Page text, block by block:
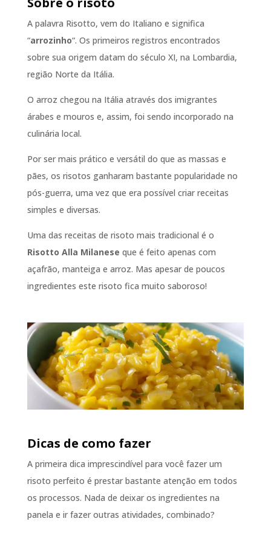
A palavra Risotto, vem do Italiano e significa
“arrozinho“. Os primeiros registros encontrados
sobre sua origem datam do século XI, na Lombardia,
região Norte da Itália.
O arroz chegou na Itália através dos imigrantes
árabes e mouros e, assim, foi sendo incorporado na
culinária local.
Por ser mais prático e versátil do que as massas e
pães, os risotos ganharam bastante popularidade no
pós-guerra, uma vez que era possível criar receitas
simples e diversas.
Uma das receitas de risoto mais tradicional é o
Risotto Alla Milanese que é feito apenas com
açafrão, manteiga e arroz. Mas apesar de poucos
ingredientes este risoto fica muito saboroso!
Dicas de como fazer
A primeira dica imprescindível para você fazer um
risoto perfeito é prestar bastante atenção em todos
os processos. Nada de deixar os ingredientes na
panela e ir fazer outras atividades, combinado?